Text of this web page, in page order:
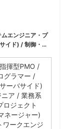
エンジニア・プ
イド) / 制御・組
/ インフラ・ネ
揮型PMO /
グラマー /
ーバサイド)
ア / 業務系
ロジェクト
ネージャー)
ワークエンジ